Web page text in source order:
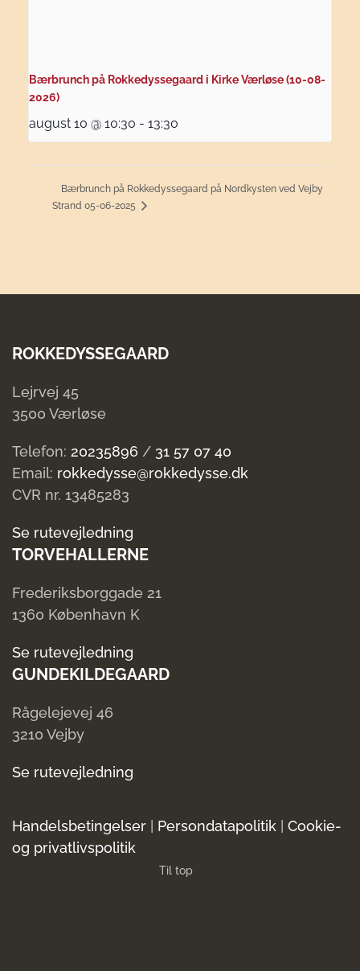
Bærbrunch på Rokkedyssegaard i Kirke Værløse (10-08-
2026)
august 10 @ 10:30 - 13:30
Bærbrunch på Rokkedyssegaard på Nordkysten ved Vejby
Strand 05-06-2025
ROKKEDYSSEGAARD
Lejrvej 45
3500 Værløse
Telefon: 20235896 / 31 57 07 40
Email: rokkedysse@rokkedysse.dk
CVR nr. 13485283
Se rutevejledning
TORVEHALLERNE
Frederiksborggade 21
1360 København K
Se rutevejledning
GUNDEKILDEGAARD
Rågelejevej 46
3210 Vejby
Se rutevejledning
Handelsbetingelser | Persondatapolitik | Cookie-
og privatlivspolitik
Til top